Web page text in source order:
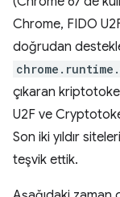
Chrome, FIDO
doğrudan
çıkaran
U2F ve
Son iki yıldır
teşvik ettik.